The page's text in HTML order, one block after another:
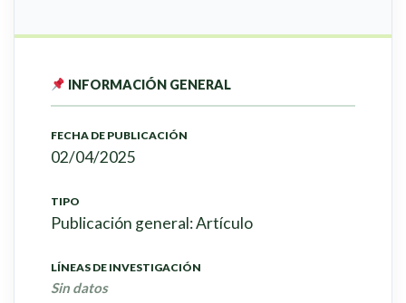
INFORMACIÓN GENERAL
FECHA DE PUBLICACIÓN
02/04/2025
TIPO
Publicación general: Artículo
LÍNEAS DE INVESTIGACIÓN
Sin datos